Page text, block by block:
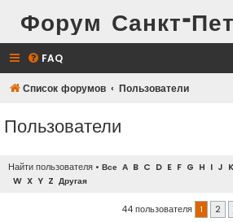
Форум Санкт-
FAQ
Список форумов Пользователи
Пользователи
Найти пользователя • Все A B C D E F G H I J K
W X Y Z Другая
44 пользователя 1 2